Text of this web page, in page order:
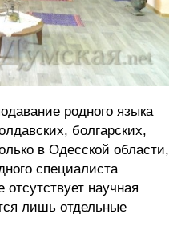
родного языка
болгарских,
в Одесской области,
специалиста
научная
лишь отдельные